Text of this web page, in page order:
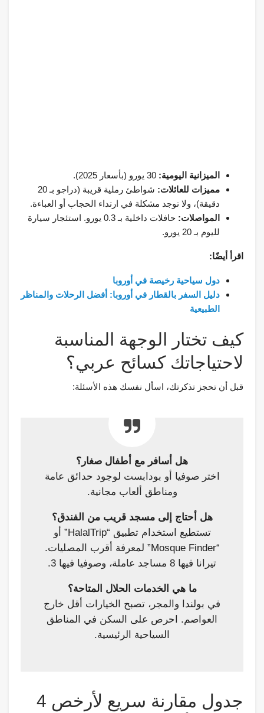
الميزانية اليومية:
مميزات للعائلات:
شواطئ رملية قريبة (دراجو بـ 20
دقيقة)، ولا توجد مشكلة في ارتداء الحجاب أو العباءة.
المواصلات:
حافلات داخلية بـ 0.3 يورو. استئجار سيارة
لليوم بـ 20 يورو.
اقرأ أيضًا:
دول سياحية رخيصة في أوروبا
دليل السفر بالقطار في أوروبا: أفضل الرحلات والمناظر
الطبيعية
كيف تختار الوجهة المناسبة
لاحتياجاتك كسائح عربي؟
قبل أن تحجز تذكرتك، اسأل نفسك هذه الأسئلة:
هل أسافر مع أطفال صغار؟
اختر صوفيا أو بودابست لوجود حدائق عامة
ومناطق ألعاب مجانية.
هل أحتاج إلى مسجد قريب من الفندق؟
تستطيع استخدام تطبيق “HalalTrip” أو
“Mosque Finder” لمعرفة أقرب المصليات.
تيرانا فيها 8 مساجد عاملة، وصوفيا فيها 3.
ما هي الخدمات الحلال المتاحة؟
في بولندا والمجر، تصبح الخيارات أقل خارج
العواصم. احرص على السكن في المناطق
السياحية الرئيسية.
جدول مقارنة سريع لأرخص 4